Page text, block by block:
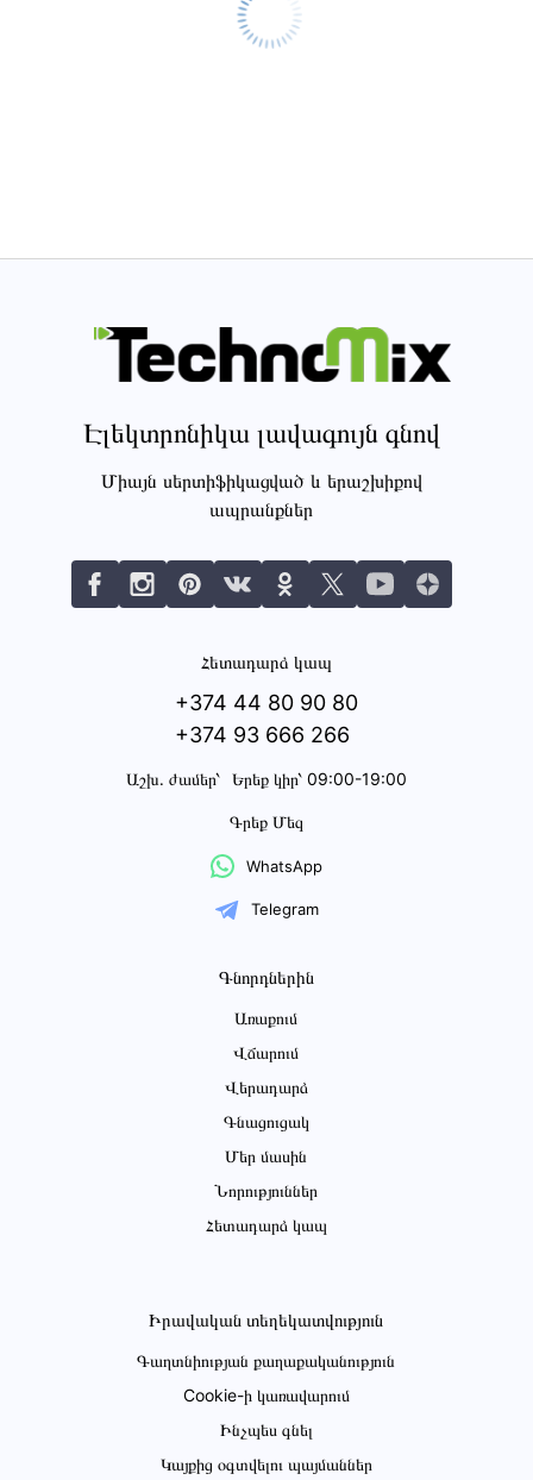
Էլեկտրոնիկա լավագույն գնով
Միայն սերտիֆիկացված և երաշխիքով
ապրանքներ
Հետադարձ կապ
+374 44 80 90 80
+374 93 666 266
Աշխ․ ժամեր՝ Երեք կիր՝ 09:00-19:00
Գրեք Մեզ
WhatsApp
Telegram
Գնորդներին
Առաքում
Վճարում
Վերադարձ
Գնացուցակ
Մեր մասին
Նորություններ
Հետադարձ կապ
Իրավական տեղեկատվություն
Գաղտնիության քաղաքականություն
Cookie-ի կառավարում
Ինչպես գնել
Կայքից օգտվելու պայմաններ